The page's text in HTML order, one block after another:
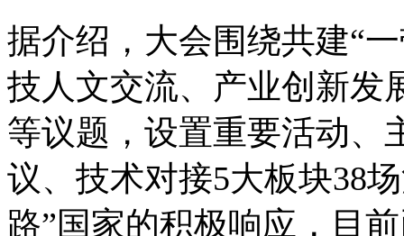
据介绍，大会围绕共建“
技人文交流、产业创新发
等议题，设置重要活动、
议、技术对接5大板块38
路”国家的积极响应，目